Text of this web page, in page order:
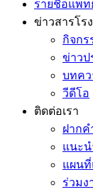
รายชื่อแพท
ข่าวสารโร
กิจกร
ข่าว
บทคว
วีดีโอ
ติดต่อเรา
ฝากค
แนะน
แผนที่
ร่วมง